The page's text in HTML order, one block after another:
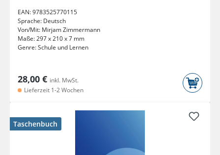
EAN:9783525770115
Sprache: Deutsch
Von/Mit: Mirjam Zimmermann
Maße:297 x 210 x 7 mm
Genre:Schule und Lernen
28,00 € inkl. MwSt.
Lieferzeit 1-2 Wochen
Taschenbuch